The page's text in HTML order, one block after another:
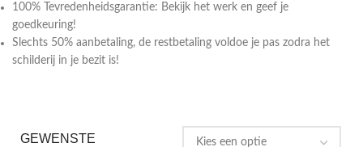
100% Tevredenheidsgarantie: Bekijk het werk en geef je
goedkeuring!
Slechts 50% aanbetaling, de restbetaling voldoe je pas zodra het
schilderij in je bezit is!
GEWENSTE